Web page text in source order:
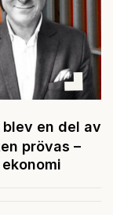
en del av
prövas –